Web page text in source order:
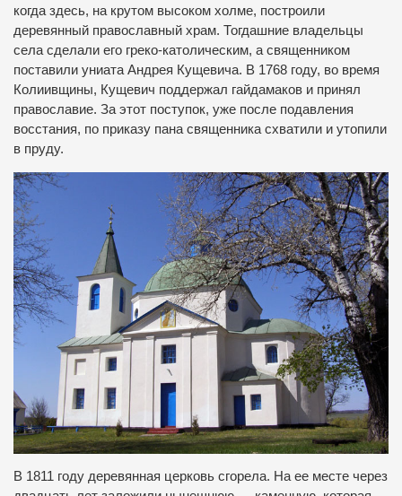
когда здесь, на крутом высоком холме, построили
деревянный православный храм. Тогдашние владельцы
села сделали его греко-католическим, а священником
поставили униата Андрея Кущевича. В 1768 году, во время
Колиивщины, Кущевич поддержал гайдамаков и принял
православие. За этот поступок, уже после подавления
восстания, по приказу пана священника схватили и утопили
в пруду.
В 1811 году деревянная церковь сгорела. На ее месте через